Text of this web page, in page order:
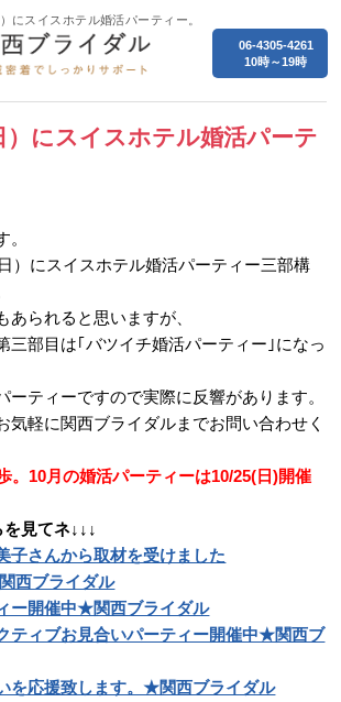
にスイスホテル婚活パーティー。
06-4305-4261
10時～19時
）にスイスホテル婚活パーテ
。
）にスイスホテル婚活パーティー三部構
あられると思いますが、
三部目は｢バツイチ婚活パーティー｣になっ
ーティーですので実際に反響があります。
気軽に関西ブライダルまでお問い合わせく
。10月の婚活パーティーは10/25(日)開催
見てネ↓↓↓
子さんから取材を受けました
西ブライダル
ー開催中★関西ブライダル
ティブお見合いパーティー開催中★関西ブ
を応援致します。★関西ブライダル